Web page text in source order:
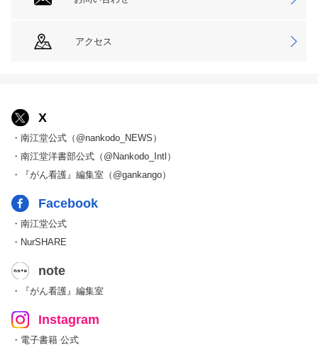
アクセス
X
・南江堂公式（@nankodo_NEWS）
・南江堂洋書部公式（@Nankodo_Intl）
・『がん看護』編集室（@gankango）
Facebook
・南江堂公式
・NurSHARE
note
・『がん看護』編集室
Instagram
・電子書籍 公式